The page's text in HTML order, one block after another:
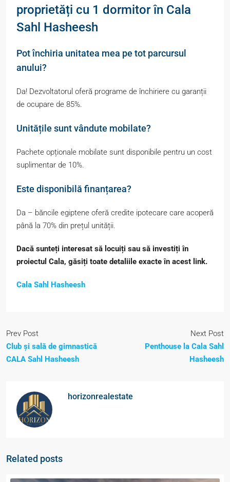
proprietăți cu 1 dormitor în Cala
Sahl Hasheesh
Pot închiria unitatea mea pe tot parcursul
anului?
Da! Dezvoltatorul oferă programe de închiriere cu garanții
de ocupare de 85%.
Unitățile sunt vândute mobilate?
Pachete opționale mobilate sunt disponibile pentru un cost
suplimentar de 10%.
Este disponibilă finanțarea?
Da – băncile egiptene oferă credite ipotecare care acoperă
până la 70% din prețul unității.
Dacă sunteți interesat să locuiți sau să investiți în
proiectul Cala, găsiți toate detaliile exacte în acest link.
Cala Sahl Hasheesh
Prev Post
Club și sală de gimnastică
CALA Sahl Hasheesh
Next Post
Penthouse la Cala Sahl
Hasheesh
horizonrealestate
Related posts